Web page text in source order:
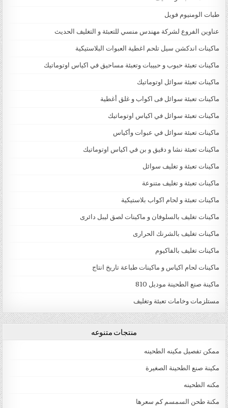
طبات الومنيوم فويل
عناوين الفروع لشركة مهندس منسي للتعبئة و التغليف الحديث
ماكينات اندكشن سيل تلحم اغطية العبوات البلاستيكية
ماكينات تعبئة حبوب و حبيبات وتعبئة مساحيق في اكياس اوتوماتيك
ماكينات تعبئة سوائل اوتوماتيك
ماكينات تعبئة سوائل فى اكواب و غلق أغطية
ماكينات تعبئة سوائل في اكياس اوتوماتيك
ماكينات تعبئة سوائل في عبوات وأكياس
ماكينات تعبئة نشا و دقيق و بن في اكياس اوتوماتيك
ماكينات تعبئة و تغليف سوائل
ماكينات تعبئة و تغليف متنوعة
ماكينات تعبئة و لحام اكواب بلاستيكية
ماكينات تغليف بالسلوفان و ماكينات لصق ليبل دائرى
ماكينات تغليف بالشرنك الحرارى
ماكينات تغليف بالفاكيوم
ماكينات لحام اكياس و ماكينات طباعة تاريخ انتاج
ماكينة صنع الطحينة موديل 810
مستلزمات وخامات تعبئة وتغليف
منتجات متنوعه
ممكن تفصيل مكينه الطحينه
مكينة صنع الطحينة الصغيرة
مكنه الطحينه
مكنة طحن السمسم كم سعرها